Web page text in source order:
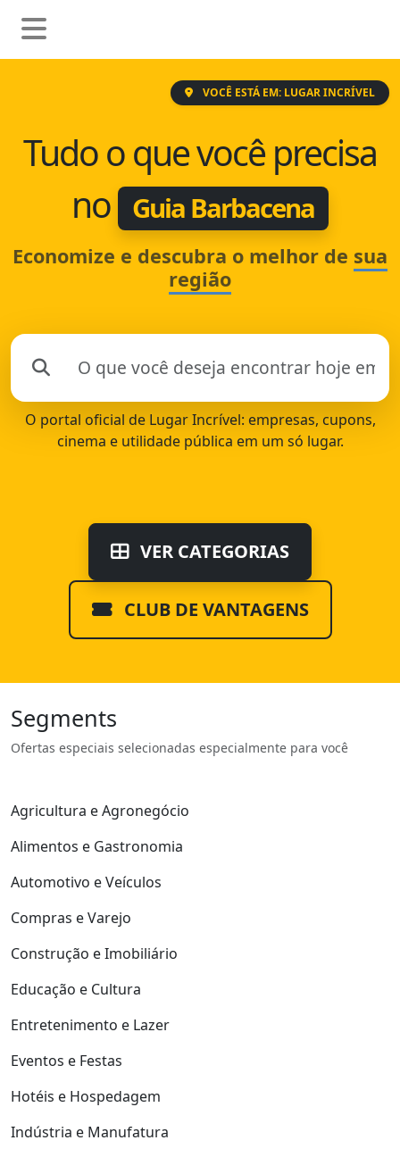
VOCÊ ESTÁ EM: LUGAR INCRÍVEL
Tudo o que você precisa
no
Guia Barbacena
Economize e descubra o melhor de sua
região
O portal oficial de Lugar Incrível: empresas, cupons,
cinema e utilidade pública em um só lugar.
VER CATEGORIAS
CLUB DE VANTAGENS
Segments
Ofertas especiais selecionadas especialmente para você
Agricultura e Agronegócio
Alimentos e Gastronomia
Automotivo e Veículos
Compras e Varejo
Construção e Imobiliário
Educação e Cultura
Entretenimento e Lazer
Eventos e Festas
Hotéis e Hospedagem
Indústria e Manufatura